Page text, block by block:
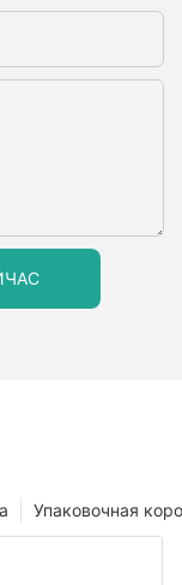
Упаковочная